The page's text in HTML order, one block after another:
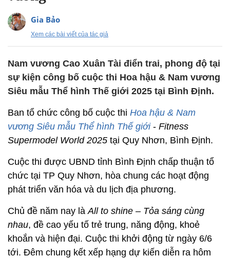
Gia Bảo
Xem các bài viết của tác giả
Nam vương Cao Xuân Tài điển trai, phong độ tại
sự kiện công bố cuộc thi Hoa hậu & Nam vương
Siêu mẫu Thể hình Thế giới 2025 tại Bình Định.
Ban tổ chức công bố cuộc thi Hoa hậu & Nam
vương Siêu mẫu Thể hình Thế giới- Fitness
Supermodel World 2025 tại Quy Nhơn, Bình Định.
Cuộc thi được UBND tỉnh Bình Định chấp thuận tổ
chức tại TP Quy Nhơn, hòa chung các hoạt động
phát triển văn hóa và du lịch địa phương.
Chủ đề năm nay làAll to shine – Tỏa sáng cùng
nhau, đề cao yếu tố trẻ trung, năng động, khoẻ
khoắn và hiện đại. Cuộc thi khởi động từ ngày 6/6
tới. Đêm chung kết xếp hạng dự kiến diễn ra hôm